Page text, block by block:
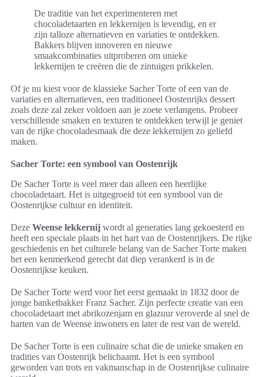
De traditie van het experimenteren met
chocoladetaarten en lekkernijen is levendig, en er
zijn talloze alternatieven en variaties te ontdekken.
Bakkers blijven innoveren en nieuwe
smaakcombinaties uitproberen om unieke
lekkernijen te creëren die de zintuigen prikkelen.
Of je nu kiest voor de klassieke Sacher Torte of een van de
variaties en alternatieven, een traditioneel Oostenrijks dessert
zoals deze zal zeker voldoen aan je zoete verlangens. Probeer
verschillende smaken en texturen te ontdekken terwijl je geniet
van de rijke chocoladesmaak die deze lekkernijen zo geliefd
maken.
Sacher Torte: een symbool van Oostenrijk
De Sacher Torte is veel meer dan alleen een heerlijke
chocoladetaart. Het is uitgegroeid tot een symbool van de
Oostenrijkse cultuur en identiteit.
Deze Weense lekkernij wordt al generaties lang gekoesterd en
heeft een speciale plaats in het hart van de Oostenrijkers. De rijke
geschiedenis en het culturele belang van de Sacher Torte maken
het een kenmerkend gerecht dat diep verankerd is in de
Oostenrijkse keuken.
De Sacher Torte werd voor het eerst gemaakt in 1832 door de
jonge banketbakker Franz Sacher. Zijn perfecte creatie van een
chocoladetaart met abrikozenjam en glazuur veroverde al snel de
harten van de Weense inwoners en later de rest van de wereld.
De Sacher Torte is een culinaire schat die de unieke smaken en
tradities van Oostenrijk belichaamt. Het is een symbool
geworden van trots en vakmanschap in de Oostenrijkse culinaire